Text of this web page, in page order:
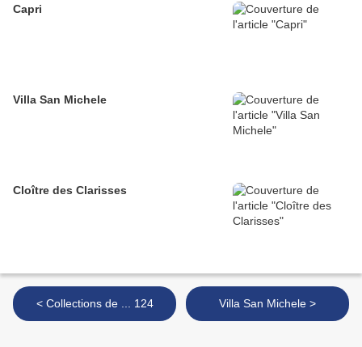
Capri
Villa San Michele
Cloître des Clarisses
< Collections de ... 124 Villa San Michele >